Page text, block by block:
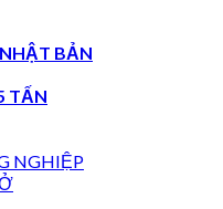
BẢN
TẤN
NGHIỆP